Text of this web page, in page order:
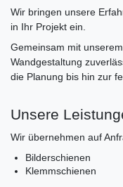
Wir bringen unsere
in Ihr Projekt ein.
Gemeinsam mit
Wandgestaltung
die Planung bis hin zur
Unsere
Wir übernehmen auf
Bilderschienen
Klemmschienen